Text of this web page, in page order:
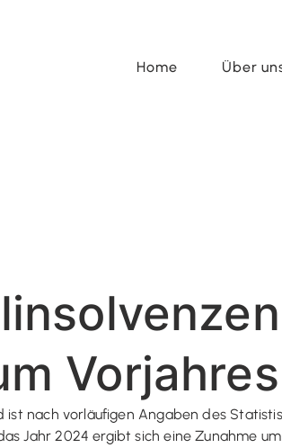
Home Über
nach vorläufigen Angaben des
Jahr 2024 ergibt sich eine Zunahme